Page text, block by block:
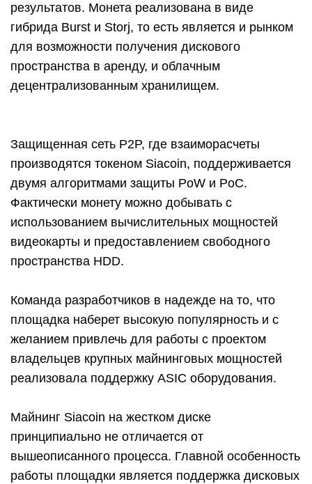
результатов. Монета реализована в виде
гибрида Burst и Storj, то есть является и рынком
для возможности получения дискового
пространства в аренду, и облачным
децентрализованным хранилищем.
Защищенная сеть P2P, где взаиморасчеты
производятся токеном Siacoin, поддерживается
двумя алгоритмами защиты PoW и PoC.
Фактически монету можно добывать с
использованием вычислительных мощностей
видеокарты и предоставлением свободного
пространства HDD.
Команда разработчиков в надежде на то, что
площадка наберет высокую популярность и с
желанием привлечь для работы с проектом
владельцев крупных майнинговых мощностей
реализовала поддержку ASIC оборудования.
Майнинг Siacoin на жестком диске
принципиально не отличается от
вышеописанного процесса. Главной особенность
работы площадки является поддержка дисковых